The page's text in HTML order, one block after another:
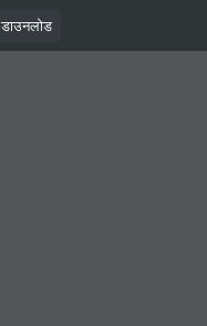
डाउनलोड